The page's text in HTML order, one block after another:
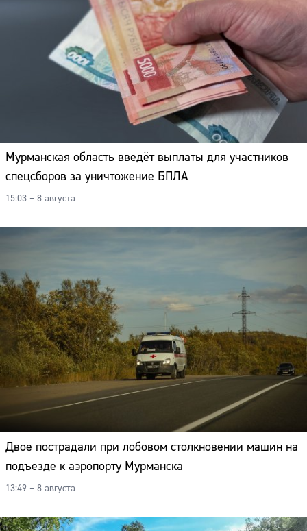
Мурманская область введёт выплаты для участников
спецсборов за уничтожение БПЛА
15:03 – 8 августа
Двое пострадали при лобовом столкновении машин на
подъезде к аэропорту Мурманска
13:49 – 8 августа
Адрес:
Телефон: